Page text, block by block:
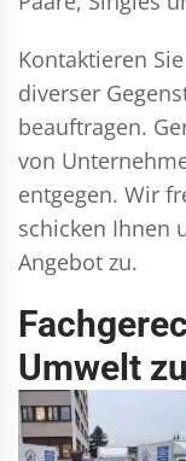
Kontaktieren
diverser
beauftragen.
von
entgegen. Wir
schicken Ihnen
Angebot zu.
Umwelt